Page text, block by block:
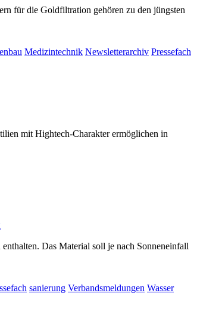
für die Goldfiltration gehören zu den jüngsten
Medizintechnik Newsletterarchiv Pressefach
mit Hightech-Charakter ermöglichen in
Das Material soll je nach Sonneneinfall
sanierung Verbandsmeldungen Wasser